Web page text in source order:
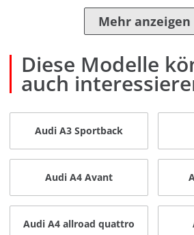
Mehr anzeigen
Diese Modelle
auch
Audi A3 Sportback
Audi A4 Avant
Audi A4 allroad quattro